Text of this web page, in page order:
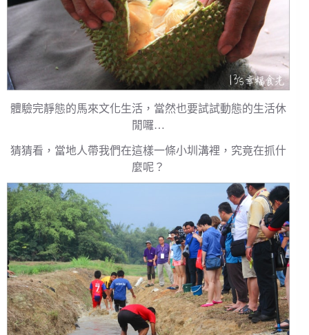
體驗完靜態的馬來文化生活，當然也要試試動態的生活休
閒囉…
猜猜看，當地人帶我們在這樣一條小圳溝裡，究竟在抓什
麼呢？